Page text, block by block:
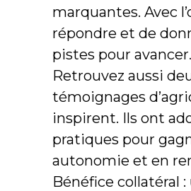
marquantes. Avec
répondre et de
pistes pour avancer.
Retrouvez aussi
témoignages
inspirent. Ils ont
pratiques pour
autonomie et en
Bénéfice collatéral :